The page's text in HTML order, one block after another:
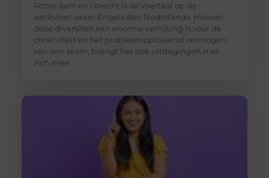
Rotterdam en Utrecht is de voertaal op de
werkvloer vaker Engels dan Nederlands. Hoewel
deze diversiteit een enorme verrijking is voor de
creativiteit en het probleemoplossend vermogen
van een team, brengt het ook uitdagingen met
zich mee